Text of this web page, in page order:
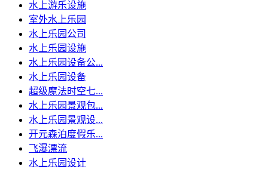
水上游乐设施
室外水上乐园
水上乐园公司
水上乐园设施
水上乐园设备公...
水上乐园设备
超级魔法时空七...
水上乐园景观包...
水上乐园景观设...
开元森泊度假乐...
飞瀑漂流
水上乐园设计